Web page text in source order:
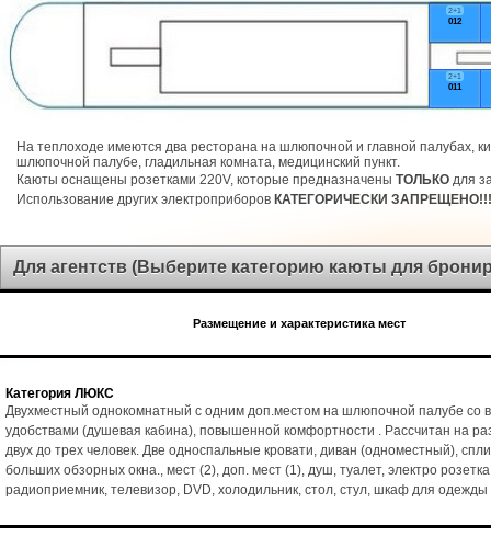
2+1
011
2+1
012
На теплоходе имеются два ресторана на шлюпочной и главной палубах,
шлюпочной палубе, гладильная комната, медицинский пункт.
Каюты оснащены розетками 220V, которые предназначены ТОЛЬКО для
Использование других электроприборов КАТЕГОРИЧЕСКИ ЗАПРЕЩЕНО!!!
Для агентств (Выберите категорию каюты для
Размещение и характеристика мест
Категория ЛЮКС
Двухместный однокомнатный с одним доп.местом на шлюпочной палубе со
удобствами (душевая кабина), повышенной комфортности . Рассчитан на
двух до трех человек. Две односпальные кровати, диван (одноместный),
больших обзорных окна., мест (2), доп. мест (1), душ, туалет, электро
радиоприемник, телевизор, DVD, холодильник, стол, стул, шкаф для одежды